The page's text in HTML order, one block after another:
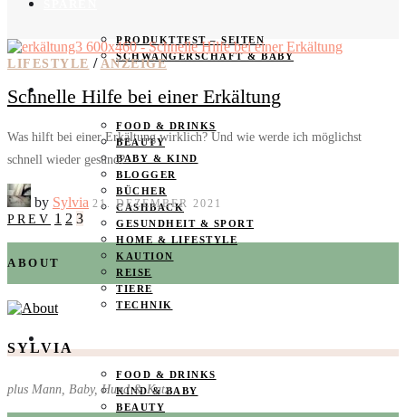
PRODUKTTEST – SEITEN
SCHWANGERSCHAFT & BABY
PRODUKTTESTER GESUCHT
FOOD & DRINKS
BEAUTY
BABY & KIND
BLOGGER
BÜCHER
CASHBACK
GESUNDHEIT & SPORT
HOME & LIFESTYLE
KAUTION
REISE
TIERE
TECHNIK
FOOD & DRINKS
KIND & BABY
BEAUTY
LIFESTYLE / ANZEIGE
Schnelle Hilfe bei einer Erkältung
Was hilft bei einer Erkältung wirklich? Und wie werde ich möglichst
schnell wieder gesund?
by Sylvia 21. DEZEMBER 2021
PREV 1 2 3
ABOUT
SYLVIA
plus Mann, Baby, Hund & Katz